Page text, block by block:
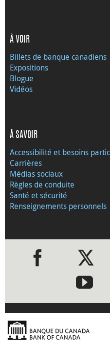
À VOIR
Billets de banque canadiens
Expositions
Blogue
Vidéos
À SAVOIR
Accessibilité et besoins
Carrières
Médias sociaux
Règles de conduite
Santé et sécurité
Renseignements personnels